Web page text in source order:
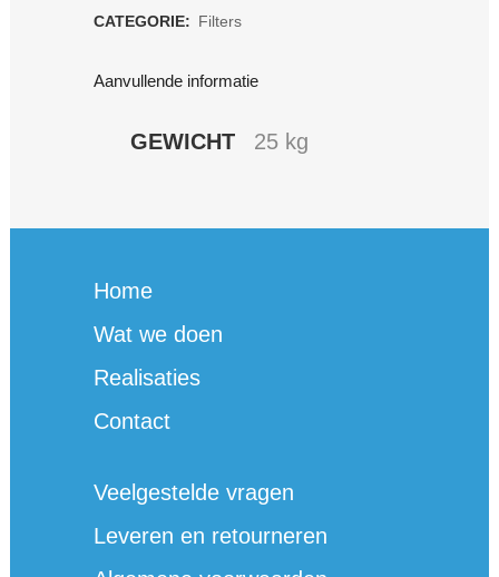
Grade
quantity
CATEGORIE: Filters
Aanvullende informatie
GEWICHT 25 kg
Home
Wat we doen
Realisaties
Contact
Veelgestelde vragen
Leveren en retourneren